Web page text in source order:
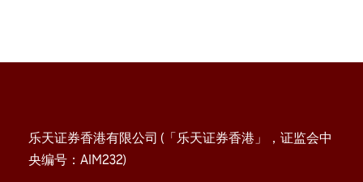
乐天证券香港有限公司 (「乐天证券香港」，证监会中
央编号：AIM232)